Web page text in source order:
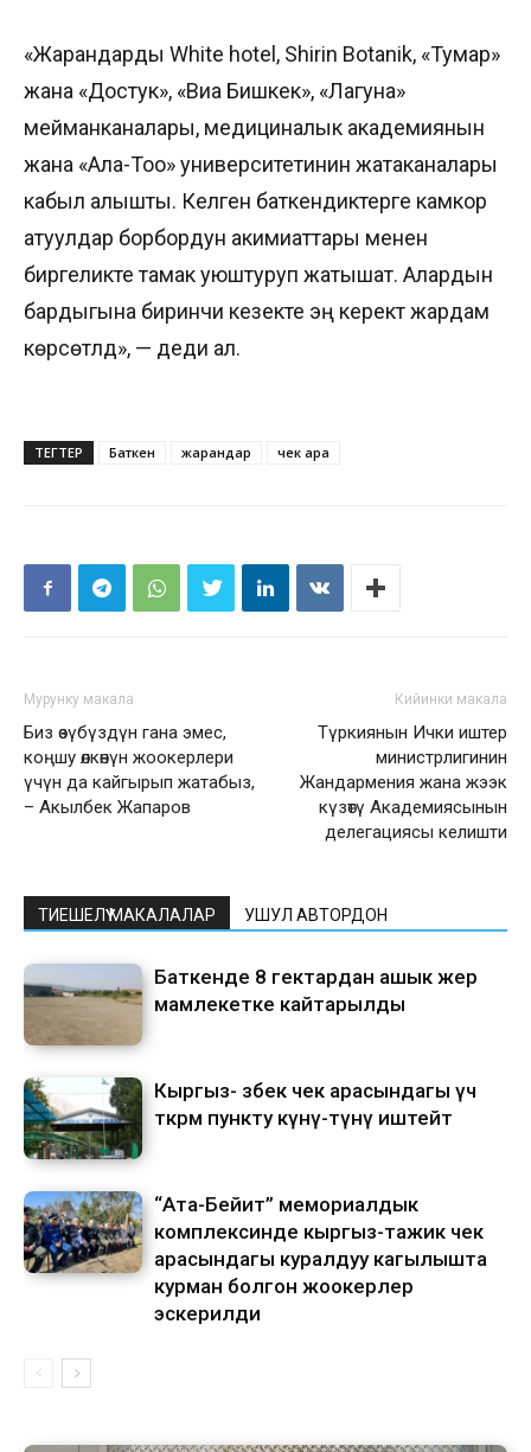
«Жарандарды White hotel, Shirin Botanik, «Тумар»
жана «Достук», «Виа Бишкек», «Лагуна»
мейманканалары, медициналык академиянын
жана «Ала-Тоо» университетинин жатаканалары
кабыл алышты. Келген баткендиктерге камкор
атуулдар борбордун акимиаттары менен
биргеликте тамак уюштуруп жатышат. Алардын
бардыгына биринчи кезекте эң керектүү жардам
көрсөтүлдү», — деди ал.
ТЕГТЕР Баткен жарандар чек ара
Мурунку макала
Биз өзүбүздүн гана эмес,
коңшу өлкөнүн жоокерлери
үчүн да кайгырып жатабыз,
– Акылбек Жапаров
Кийинки макала
Түркиянын Ички иштер
министрлигинин
Жандармения жана жээк
күзөтү Академиясынын
делегациясы келишти
ТИЕШЕЛҮҮ МАКАЛАЛАР УШУЛ АВТОРДОН
Баткенде 8 гектардан ашык жер
мамлекетке кайтарылды
Кыргыз- өзбек чек арасындагы үч
өткөрмө пункту күнү-түнү иштейт
“Ата-Бейит” мемориалдык
комплексинде кыргыз-тажик чек
арасындагы куралдуу кагылышта
курман болгон жоокерлер
эскерилди